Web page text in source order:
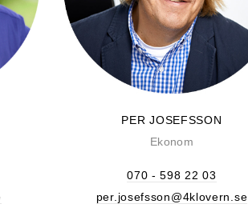
PER JOSEFSSON
Ekonom
070 - 598 22 03
per.josefsson@4klovern.se